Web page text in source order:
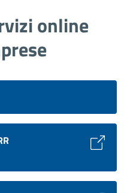
online